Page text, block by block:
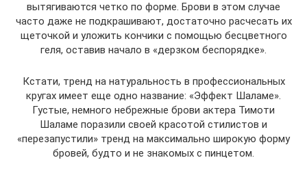
вытягиваются четко по форме. Брови в этом случае
часто даже не подкрашивают, достаточно расчесать их
щеточкой и уложить кончики с помощью бесцветного
геля, оставив начало в «дерзком беспорядке».
Кстати, тренд на натуральность в профессиональных
кругах имеет еще одно название: «Эффект Шаламе».
Густые, немного небрежные брови актера Тимоти
Шаламе поразили своей красотой стилистов и
«перезапустили» тренд на максимально широкую форму
бровей, будто и не знакомых с пинцетом.